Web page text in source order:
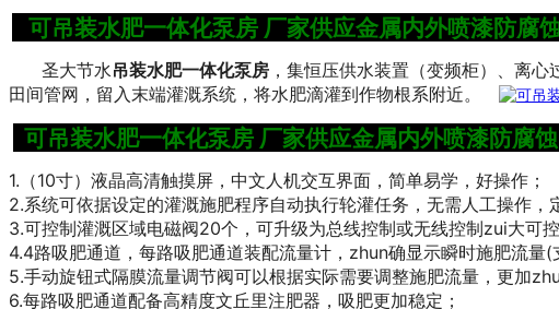
可吊装水肥一体化泵房 厂家供应金属内外喷漆防腐
圣大节水吊装水肥一体化泵房 ，集恒压供水装置（变频柜）、离
田间管网，留入末端灌溉系统，将水肥滴灌到作物根系附近。
可吊装水肥一体化泵房 厂家供应金属内外喷漆防腐
1.（10寸）液晶高清触摸屏，中文人机交互界面，简单易学，好操作；
2.系统可依据设定的灌溉施肥程序自动执行轮灌任务，无需人工操作，
3.可控制灌溉区域电磁阀20个，可升级为总线控制或无线控制zui大可
4.4路吸肥通道，每路吸肥通道装配流量计，zhun确显示瞬时施肥流量(
5.手动旋钮式隔膜流量调节阀可以根据实际需要调整施肥流量，更加
6.每路吸肥通道配备高精度文丘里注肥器，吸肥更加稳定；